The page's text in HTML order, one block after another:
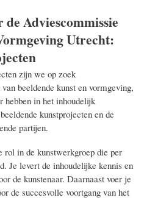
Adviescommissie
Utrecht:
zijn we op zoek
beeldende kunst en vormgeving,
hebben in het inhoudelijk
kunstprojecten en de
partijen.
in de kunstwerkgroep die per
Je levert de inhoudelijke kennis en
de kunstenaar. Daarnaast voer je
de succesvolle voortgang van het